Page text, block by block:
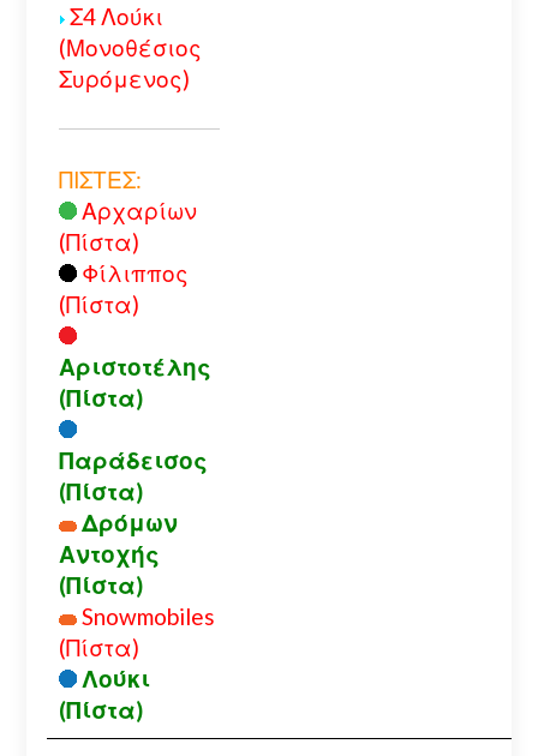
Σ4 Λούκι
(Μονοθέσιος
Συρόμενος)
ΠΙΣΤΕΣ:
Αρχαρίων
(Πίστα)
Φίλιππος
(Πίστα)
Αριστοτέλης
(Πίστα)
Παράδεισος
(Πίστα)
Δρόμων
Αντοχής
(Πίστα)
Snowmobiles
(Πίστα)
Λούκι
(Πίστα)